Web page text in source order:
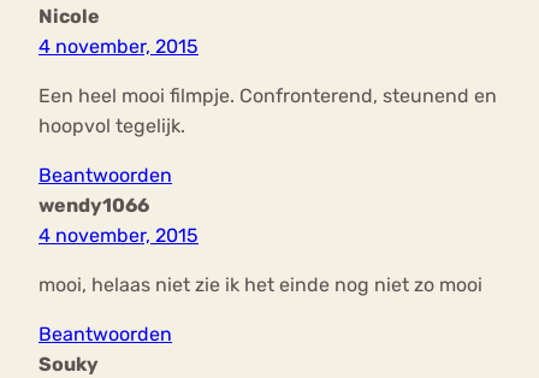
Nicole
4 november, 2015
Een heel mooi filmpje. Confronterend, steunend en
hoopvol tegelijk.
Beantwoorden
wendy1066
4 november, 2015
mooi, helaas niet zie ik het einde nog niet zo mooi
Beantwoorden
Souky